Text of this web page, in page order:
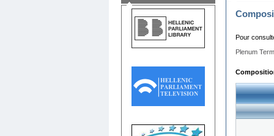
Pour
Plenum